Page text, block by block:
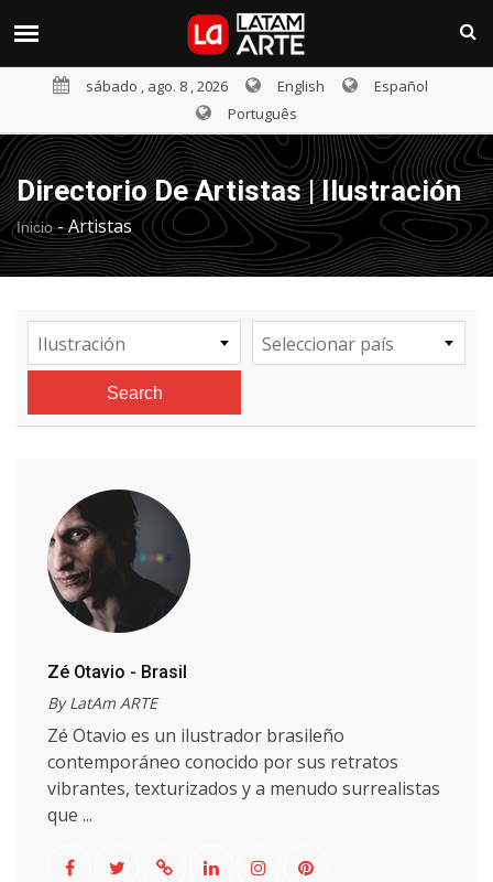
sábado , ago. 8 , 2026 English
Español
Português
Directorio De Artistas | Ilustración
Inicio-Artistas
Ilustración Seleccionar país
Search
Zé Otavio - Brasil
By LatAm ARTE
Zé Otavio es un ilustrador brasileño
contemporáneo conocido por sus retratos
vibrantes, texturizados y a menudo surrealistas
que ...